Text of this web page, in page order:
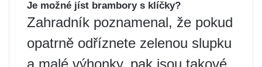
Je možné jíst brambory s klíčky?
Zahradník poznamenal, že pokud
opatrně odříznete zelenou slupku
a malé výhonky, pak jsou takové